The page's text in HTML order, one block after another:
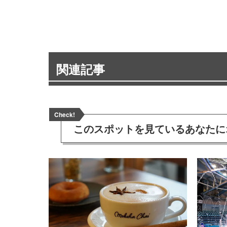
関連記事
Check!
このスポットを見ているあなた